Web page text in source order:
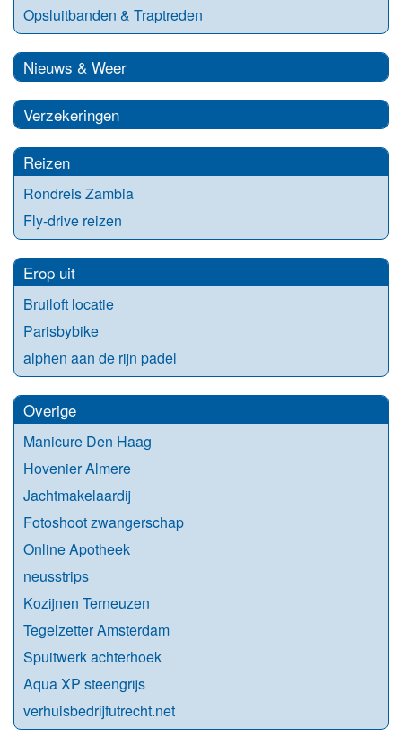
Opsluitbanden & Traptreden
Nieuws & Weer
Verzekeringen
Reizen
Rondreis Zambia
Fly-drive reizen
Erop uit
Bruiloft locatie
Parisbybike
alphen aan de rijn padel
Overige
Manicure Den Haag
Hovenier Almere
Jachtmakelaardij
Fotoshoot zwangerschap
Online Apotheek
neusstrips
Kozijnen Terneuzen
Tegelzetter Amsterdam
Spuitwerk achterhoek
Aqua XP steengrijs
verhuisbedrijfutrecht.net